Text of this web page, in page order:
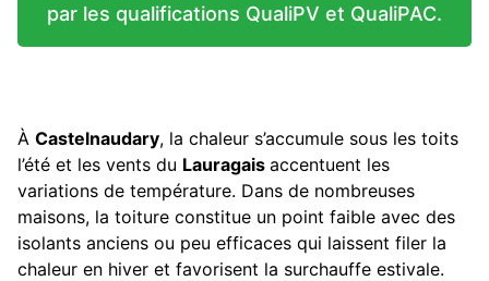
par les qualifications QualiPV et QualiPAC.
À Castelnaudary, la chaleur s’accumule sous les toits
l’été et les vents du Lauragais accentuent les
variations de température. Dans de nombreuses
maisons, la toiture constitue un point faible avec des
isolants anciens ou peu efficaces qui laissent filer la
chaleur en hiver et favorisent la surchauffe estivale.